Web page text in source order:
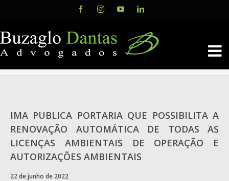
content
FacebookInstagramYouTubeLinkedIn
IMA PUBLICA PORTARIA QUE POSSIBILITA A
RENOVAÇÃO AUTOMÁTICA DE TODAS AS
LICENÇAS AMBIENTAIS DE OPERAÇÃO E
AUTORIZAÇÕES AMBIENTAIS
22 de junho de 2022